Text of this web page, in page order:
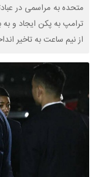
متحده به مراسمی در
ترامپ به پکن ایجاد و
از نیم ساعت به تاخیر